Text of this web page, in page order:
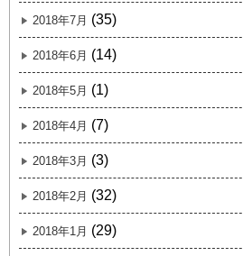
2018年7月 (35)
2018年6月 (14)
2018年5月 (1)
2018年4月 (7)
2018年3月 (3)
2018年2月 (32)
2018年1月 (29)